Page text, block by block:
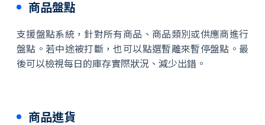
商品盤點
支援盤點系統，針對所有商品、商品類別或供應商進行
盤點。若中途被打斷，也可以點選暫離來暫停盤點。最
後可以檢視每日的庫存實際狀況、減少出錯。
商品進貨